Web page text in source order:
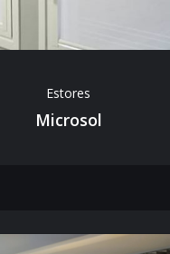
Estores
Microsol